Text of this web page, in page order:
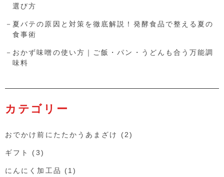
選び方
夏バテの原因と対策を徹底解説！発酵食品で整える夏の
食事術
おかず味噌の使い方｜ご飯・パン・うどんも合う万能調
味料
カテゴリー
おでかけ前にたたかうあまざけ (2)
ギフト (3)
にんにく加工品 (1)